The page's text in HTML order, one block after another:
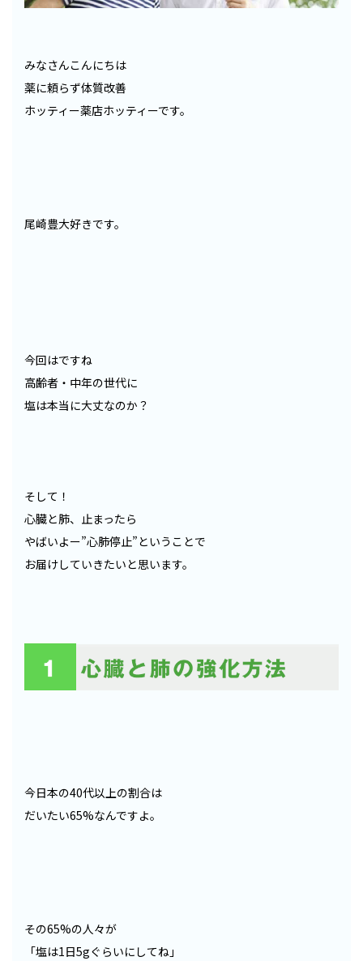
みなさんこんにちは
薬に頼らず体質改善
ホッティー薬店ホッティーです。
尾崎豊大好きです。
今回はですね
高齢者・中年の世代に
塩は本当に大丈なのか？
そして！
心臓と肺、止まったら
やばいよー”心肺停止”ということで
お届けしていきたいと思います。
今日本の40代以上の割合は
だいたい65%なんですよ。
その65%の人々が
「塩は1日5gぐらいにしてね」